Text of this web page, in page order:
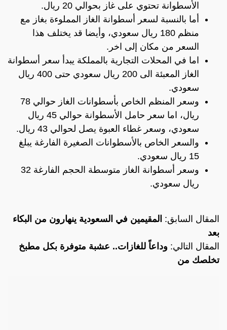
الأسطوانة تحتوي على غاز بحوالي 20 ريال.
أما بالنسبة لسعر أسطوانة الغاز المملوءة بغاز مع
منظم 180 ريال سعودي، وأيضا قد يختلف هذا
السعر من مكان إلى اخر.
اما في المحلات التجارية بالمملكة يبدأ سعر أسطوانة
الغاز المعبئة الى 200 ريال سعودي حتى 400 ريال
سعودي.
وسعر المنظم الخاص بأسطوانات الغاز حوالي 78
ريال، اما سعر حامل الأسطوانة حوالي 45 ريال
سعودي، وسعر غطاء العبوة يصل لحوالي 43 ريال.
والسعر الخاص بالأسطوانات الصغيرة الفارغة يبلغ
15 ريال سعودي.
وسعر أسطوانة الغاز متوسطة الحجم الفارغة 32
ريال سعودي.
المقال السابق: المقيمين في السعودية ينهارون من البكاء
بعد
المقال التالي: وداعاً للغازات.. عشبة متوفرة بكل مطبخ
تخلصك من